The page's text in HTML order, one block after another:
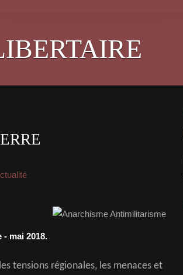
- mai 2018.
tensions régionales, les menaces et